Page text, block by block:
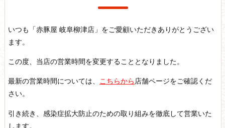
いつも「赤豚屋 岐阜柳津店」をご愛顧いただきありがとうござい
ます。
この度、当店の営業時間を変更することとなりました。
最新の営業時間については、 こちらから店舗ページをご確認くだ
さい。
引き続き、感染症拡大防止のための取り組みを徹底して営業いた
します。